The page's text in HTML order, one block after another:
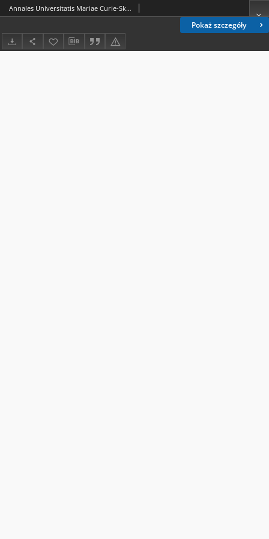
Pokaż szczegóły
Annales Universitatis Mariae Curie-Skłodowska. Sectio FF, Philologiae. Vol. 37 (2019), 1. About the authors